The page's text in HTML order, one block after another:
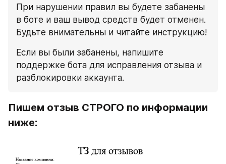
При нарушении правил вы будете забанены
в боте и ваш вывод средств будет отменен.
Будьте внимательны и читайте инструкцию!
Если вы были забанены, напишите
поддержке бота для исправления отзыва и
разблокировки аккаунта.
Пишем отзыв СТРОГО по информации
ниже: